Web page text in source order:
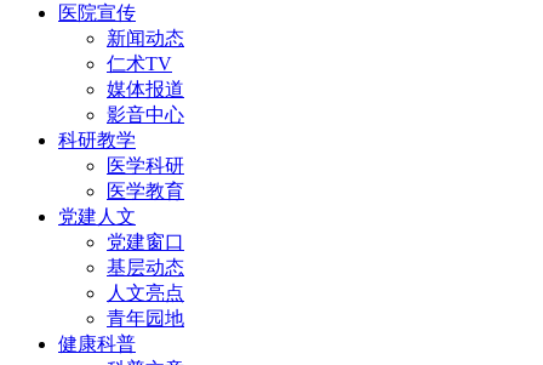
医院宣传
新闻动态
仁术TV
媒体报道
影音中心
科研教学
医学科研
医学教育
党建人文
党建窗口
基层动态
人文亮点
青年园地
健康科普